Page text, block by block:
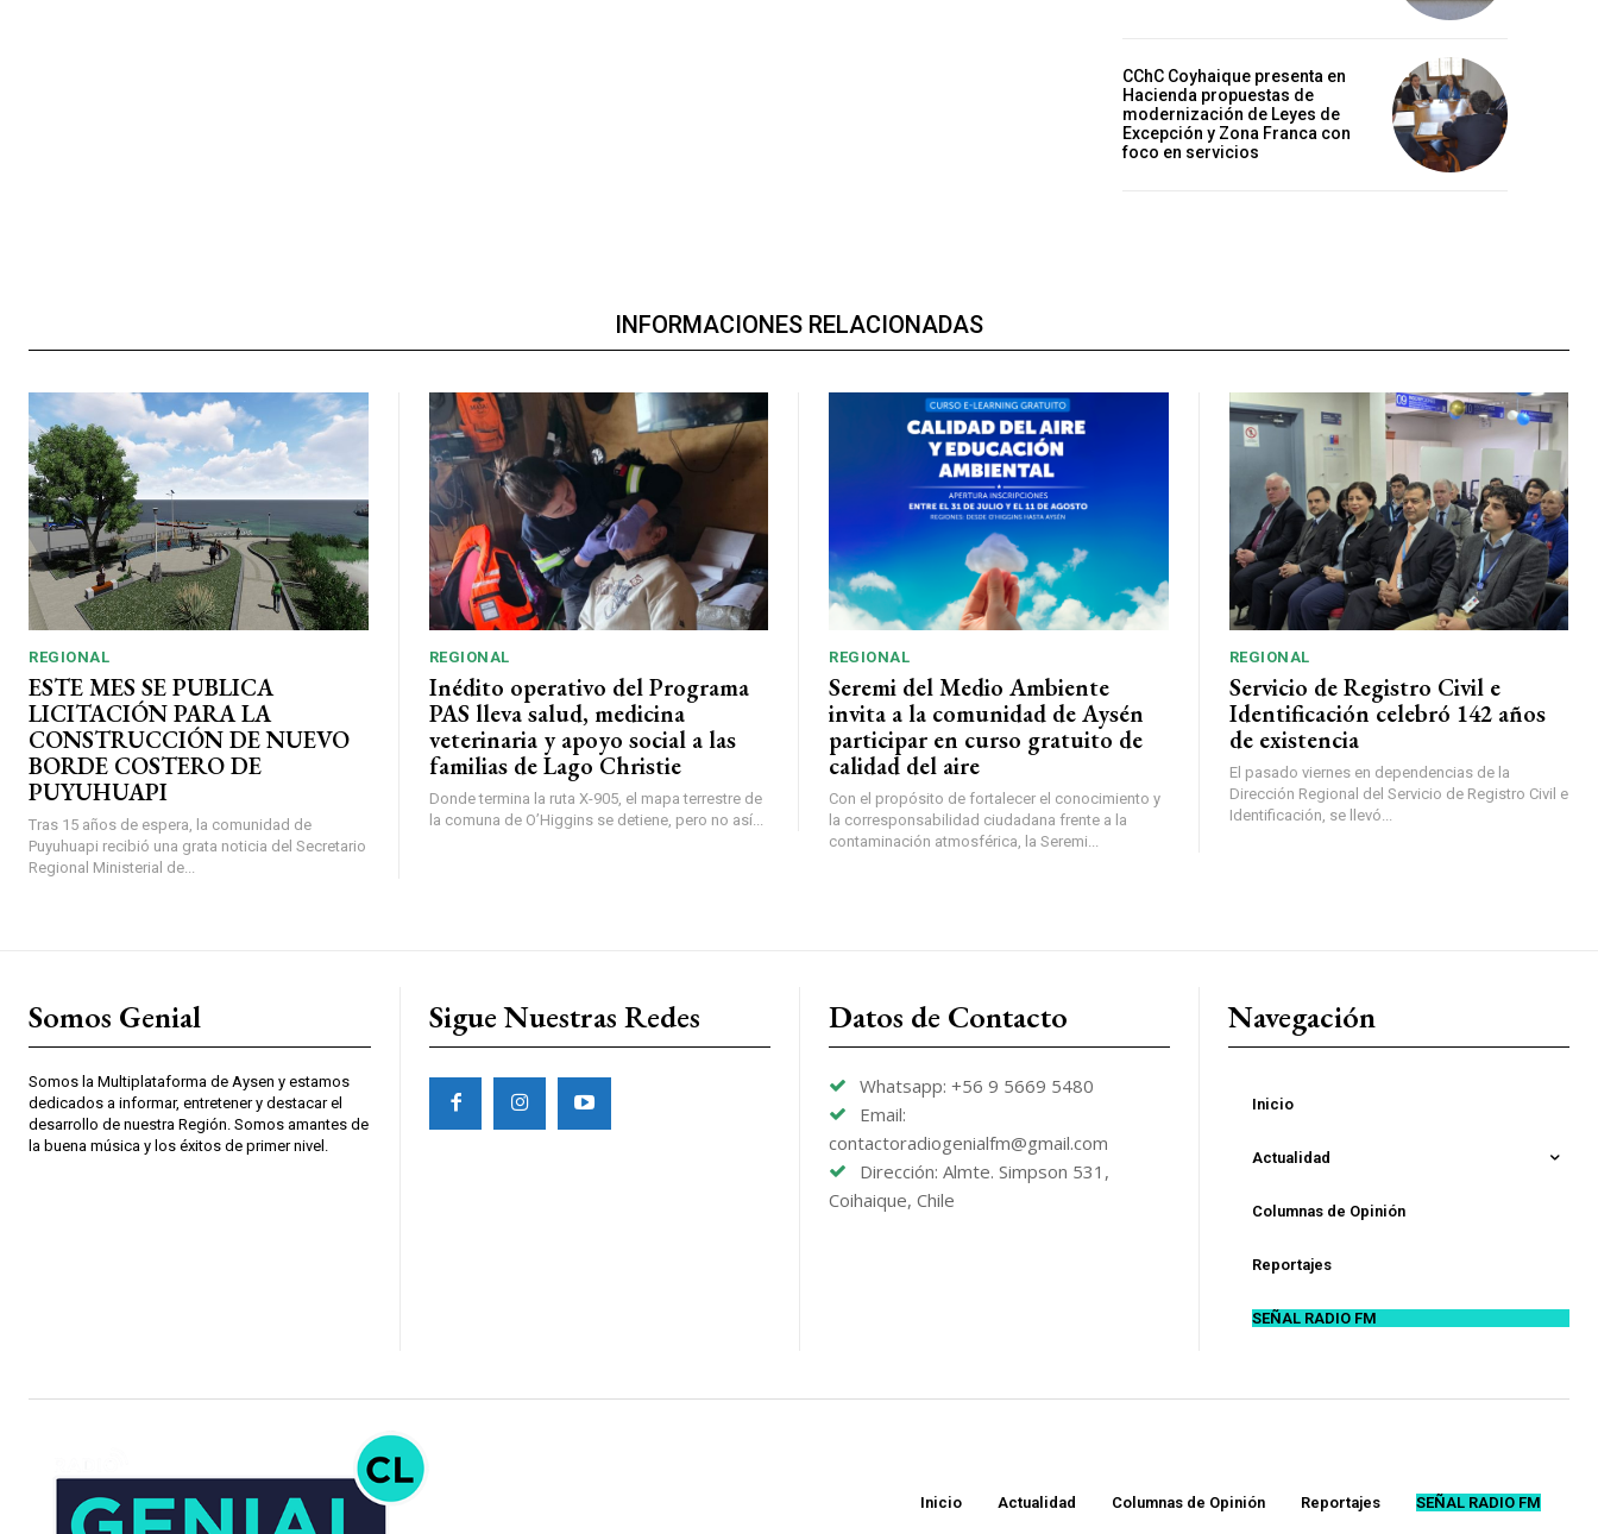
CChC Coyhaique presenta en
Hacienda propuestas de
modernización de Leyes de
Excepción y Zona Franca con
foco en servicios
INFORMACIONES RELACIONADAS
REGIONAL
ESTE MES SE PUBLICA
LICITACIÓN PARA LA
CONSTRUCCIÓN DE NUEVO
BORDE COSTERO DE
PUYUHUAPI
Tras 15 años de espera, la comunidad de
Puyuhuapi recibió una grata noticia del Secretario
Regional Ministerial de...
REGIONAL
Inédito operativo del Programa
PAS lleva salud, medicina
veterinaria y apoyo social a las
familias de Lago Christie
Donde termina la ruta X-905, el mapa terrestre de
la comuna de O’Higgins se detiene, pero no así...
REGIONAL
Seremi del Medio Ambiente
invita a la comunidad de Aysén
participar en curso gratuito de
calidad del aire
Con el propósito de fortalecer el conocimiento y
la corresponsabilidad ciudadana frente a la
contaminación atmosférica, la Seremi...
REGIONAL
Servicio de Registro Civil e
Identificación celebró 142 años
de existencia
El pasado viernes en dependencias de la
Dirección Regional del Servicio de Registro Civil e
Identificación, se llevó...
Somos Genial
Somos la Multiplataforma de Aysen y estamos
dedicados a informar, entretener y destacar el
desarrollo de nuestra Región. Somos amantes de
la buena música y los éxitos de primer nivel.
Sigue Nuestras Redes Datos de Contacto
Whatsapp: +56 9 5669 5480
Email:
contactoradiogenialfm@gmail.com
Dirección: Almte. Simpson 531,
Coihaique, Chile
Navegación
Inicio
Actualidad
Columnas de Opinión
Reportajes
SEÑAL RADIO FM
Inicio Actualidad Columnas de Opinión Reportajes SEÑAL RADIO FM